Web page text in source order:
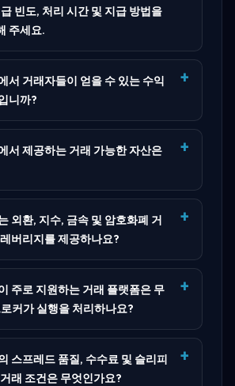
빈도, 처리 시간 및 지급 방법을
주세요.
서 거래자들이 얻을 수 있는 수익
니까?
서 제공하는 거래 가능한 자산은
외환, 지수, 금속 및 암호화폐 거
버리지를 제공하나요?
주로 지원하는 거래 플랫폼은 무
커가 실행을 처리하나요?
스프레드 품질, 수수료 및 슬리피
래 조건은 무엇인가요?